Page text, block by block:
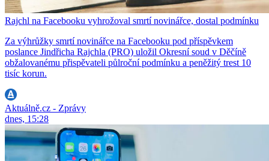
Rajchl na Facebooku vyhrožoval smrtí novinářce, dostal podmínku
Za výhrůžky smrtí novinářce na Facebooku pod příspěvkem
poslance Jindřicha Rajchla (PRO) uložil Okresní soud v Děčíně
obžalovanému přispěvateli půlroční podmínku a peněžitý trest 10
tisíc korun.
Aktuálně.cz - Zprávy
dnes, 15:28